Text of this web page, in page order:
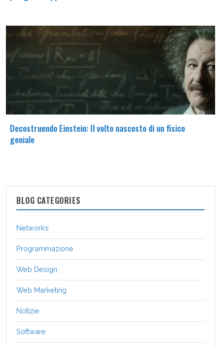
Decostruendo Einstein: Il volto nascosto di un fisico
geniale
BLOG CATEGORIES
Networks
Programmazione
Web Design
Web Marketing
Notizie
Software